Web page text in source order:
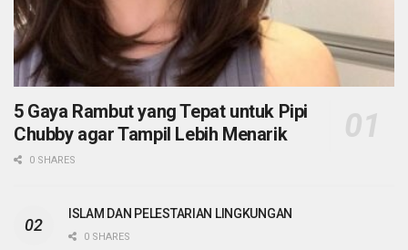
5 Gaya Rambut yang Tepat untuk Pipi
Chubby agar Tampil Lebih Menarik
0 SHARES
ISLAM DAN PELESTARIAN LINGKUNGAN
0 SHARES